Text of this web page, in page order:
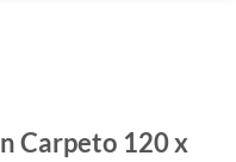
Carpeto 120 x